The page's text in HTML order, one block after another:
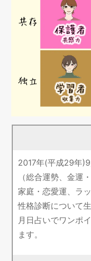
2017年(平成29年
（総合運勢、金運
家庭・恋愛運、ラ
性格診断について
月日占いでワンポ
ます。